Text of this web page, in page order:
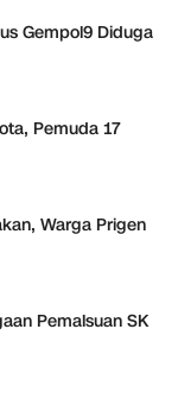
Gempol9 Diduga
Pemuda 17
Warga Prigen
Pemalsuan SK